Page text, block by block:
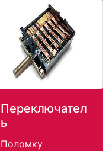
Переключател
ь
Поломку